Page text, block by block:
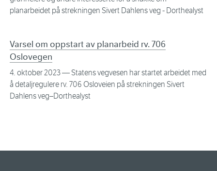
planarbeidet på strekningen Sivert Dahlens veg - Dorthealyst
Varsel om oppstart av planarbeid rv. 706
Oslovegen
4. oktober 2023— Statens vegvesen har startet arbeidet med
å detaljregulere rv. 706 Osloveien på strekningen Sivert
Dahlens veg–Dorthealyst